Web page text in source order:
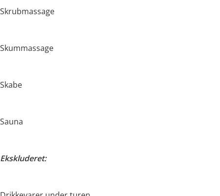
Skrubmassage
Skummassage
Skabe
Sauna
Ekskluderet: